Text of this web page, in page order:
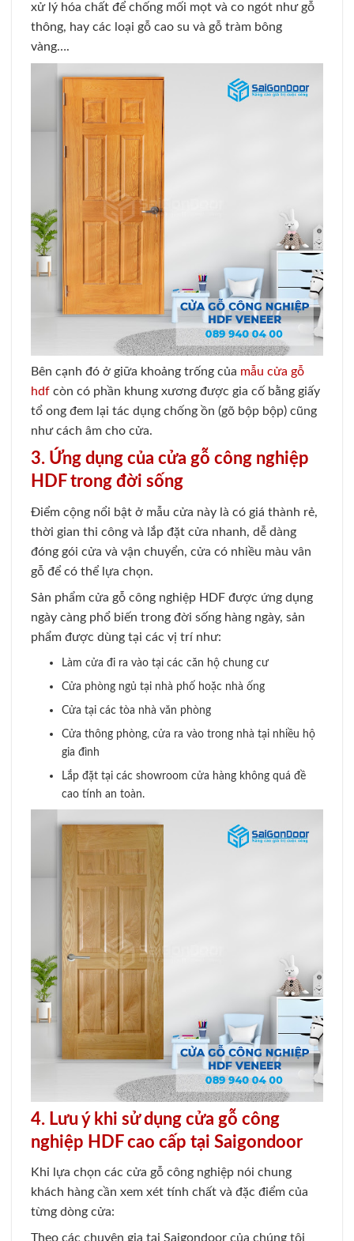
xử lý hóa chất để chống mối mọt và co ngót như gỗ
thông, hay các loại gỗ cao su và gỗ tràm bông
vàng….
Bên cạnh đó ở giữa khoảng trống của mẫu cửa gỗ
hdf còn có phần khung xương được gia cố bằng giấy
tổ ong đem lại tác dụng chống ồn (gõ bộp bộp) cũng
như cách âm cho cửa.
3. Ứng dụng của cửa gỗ công nghiệp
HDF trong đời sống
Điểm cộng nổi bật ở mẫu cửa này là có giá thành rẻ,
thời gian thi công và lắp đặt cửa nhanh, dễ dàng
đóng gói cửa và vận chuyển, cửa có nhiều màu vân
gỗ để có thể lựa chọn.
Sản phẩm cửa gỗ công nghiệp HDF được ứng dụng
ngày càng phổ biến trong đời sống hàng ngày, sản
phẩm được dùng tại các vị trí như:
Làm cửa đi ra vào tại các căn hộ chung cư
Cửa phòng ngủ tại nhà phố hoặc nhà ống
Cửa tại các tòa nhà văn phòng
Cửa thông phòng, cửa ra vào trong nhà tại nhiều hộ
gia đình
Lắp đặt tại các showroom cửa hàng không quá đề
cao tính an toàn.
4. Lưu ý khi sử dụng cửa gỗ công
nghiệp HDF cao cấp tại Saigondoor
Khi lựa chọn các cửa gỗ công nghiệp nói chung
khách hàng cần xem xét tính chất và đặc điểm của
từng dòng cửa:
Theo các chuyên gia tại Saigondoor của chúng tôi